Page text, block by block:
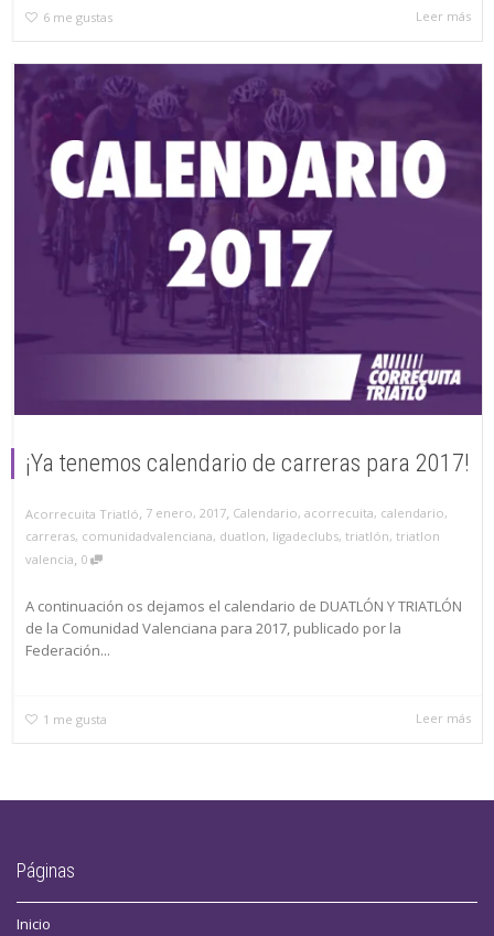
6 me gustas Leer más
¡Ya tenemos calendario de carreras para 2017!
Acorrecuita Triatló, 7 enero, 2017, Calendario, acorrecuita, calendario,
carreras, comunidadvalenciana, duatlon, ligadeclubs, triatlón, triatlon
valencia, 0
A continuación os dejamos el calendario de DUATLÓN Y TRIATLÓN
de la Comunidad Valenciana para 2017, publicado por la
Federación...
1 me gusta Leer más
Páginas
Inicio